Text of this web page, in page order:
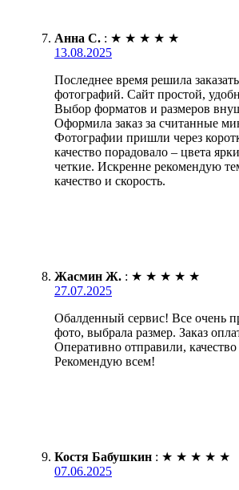
Анна С. : ★ ★ ★ ★ ★
13.08.2025
Последнее время решила
фотографий. Сайт простой,
Выбор форматов и размеров
Оформила заказ за считанные
Фотографии пришли через
качество порадовало – цвета
четкие. Искренне рекомендую
качество и скорость.
Жасмин Ж. : ★ ★ ★ ★ ★
27.07.2025
Обалденный сервис! Все очень
фото, выбрала размер. Заказ
Оперативно отправили,
Рекомендую всем!
Костя Бабушкин : ★ ★ ★ ★ ★
07.06.2025